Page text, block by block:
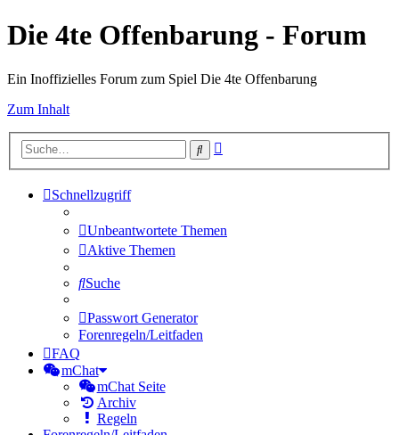
Die 4te Offenbarung - Forum
Ein Inoffizielles Forum zum Spiel Die 4te Offenbarung
Zum Inhalt
Suche
Schnellzugriff
Unbeantwortete Themen
Aktive Themen
Suche
Passwort Generator
Forenregeln/Leitfaden
FAQ
mChat
mChat Seite
Archiv
Regeln